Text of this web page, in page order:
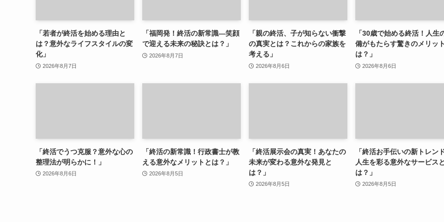
「若者が終活を始める理由と
は？意外なライフスタイルの変
化」
2026年8月7日
「福岡発！終活の新常識—笑顔
で迎える未来の秘訣とは？」
2026年8月7日
「親の終活、子が知らない衝撃
の真実とは？これからの家族を
考える」
2026年8月6日
「30歳で始める終活！人生
備がもたらす驚きのメリッ
は？」
2026年8月6日
「終活でうつ克服？意外な心の
整理法が明らかに！」
2026年8月6日
「終活の新常識！行政書士が教
える意外なメリットとは？」
2026年8月5日
「終活展示会の真実！あなたの
未来が変わる意外な発見と
は？」
2026年8月5日
「終活お手伝いの新トレン
人生を彩る意外なサービスと
は？」
2026年8月5日